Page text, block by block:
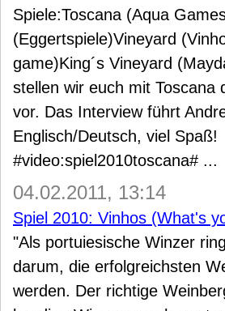
Spiele:Toscana (Aqua
(Eggertspiele)Vineyard
game)King´s Vineyard
stellen wir euch mit Toscana
vor. Das Interview führt
Englisch/Deutsch, viel Spaß!
#video:spiel2010toscana# ...
04.02.2011, 13:14
Spiel 2010: Vinhos (What's
"Als portuiesische Winzer
darum, die erfolgreichsten
werden. Der richtige